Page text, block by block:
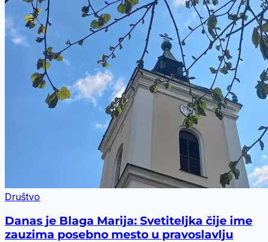
Društvo
Danas je Blaga Marija: Svetiteljka čije ime
zauzima posebno mesto u pravoslavlju